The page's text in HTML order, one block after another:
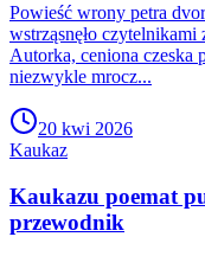
Powieść wrony petra
wstrząsnęło
Autorka, ceniona czeska
niezwykle mrocz...
20 kwi 2026
Kaukaz
Kaukazu poemat
przewodnik